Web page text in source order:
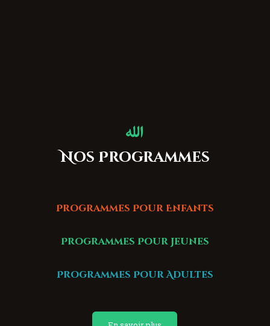
Nos Programmes
Programmes Pour Enfants
Programmes Pour Jeunes
Programmes Pour Adultes